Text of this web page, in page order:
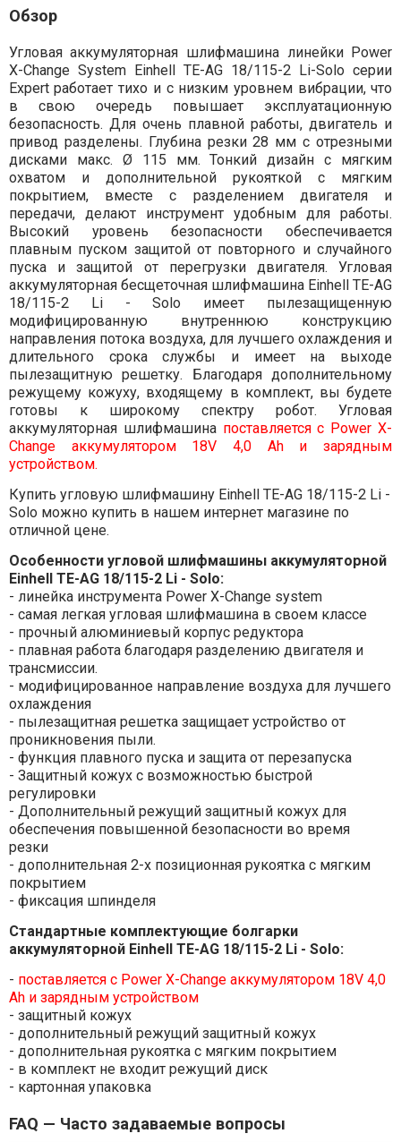
Обзор
Угловая аккумуляторная шлифмашина линейки Power
X-Change System Einhell TE-AG 18/115-2 Li-Solo серии
Expert работает тихо и с низким уровнем вибрации, что
в свою очередь повышает эксплуатационную
безопасность. Для очень плавной работы, двигатель и
привод разделены. Глубина резки 28 мм с отрезными
дисками макс. Ø 115 мм. Тонкий дизайн с мягким
охватом и дополнительной рукояткой с мягким
покрытием, вместе с разделением двигателя и
передачи, делают инструмент удобным для работы.
Высокий уровень безопасности обеспечивается
плавным пуском защитой от повторного и случайного
пуска и защитой от перегрузки двигателя. Угловая
аккумуляторная бесщеточная шлифмашина Einhell TE-AG
18/115-2 Li - Solo имеет пылезащищенную
модифицированную внутреннюю конструкцию
направления потока воздуха, для лучшего охлаждения и
длительного срока службы и имеет на выходе
пылезащитную решетку. Благодаря дополнительному
режущему кожуху, входящему в комплект, вы будете
готовы к широкому спектру робот. Угловая
аккумуляторная шлифмашина поставляется с Power X-
Change аккумулятором 18V 4,0 Ah и зарядным
устройством.
Купить угловую шлифмашину Einhell TE-AG 18/115-2 Li -
Solo можно купить в нашем интернет магазине по
отличной цене.
Особенности угловой шлифмашины аккумуляторной
Einhell TE-AG 18/115-2 Li - Solo:
- линейка инструмента Power X-Change system
- самая легкая угловая шлифмашина в своем классе
- прочный алюминиевый корпус редуктора
- плавная работа благодаря разделению двигателя и
трансмиссии.
- модифицированное направление воздуха для лучшего
охлаждения
- пылезащитная решетка защищает устройство от
проникновения пыли.
- функция плавного пуска и защита от перезапуска
- Защитный кожух с возможностью быстрой
регулировки
- Дополнительный режущий защитный кожух для
обеспечения повышенной безопасности во время
резки
- дополнительная 2-х позиционная рукоятка с мягким
покрытием
- фиксация шпинделя
Стандартные комплектующие болгарки
аккумуляторной Einhell TE-AG 18/115-2 Li - Solo:
- поставляется с Power X-Change аккумулятором 18V 4,0
Ah и зарядным устройством
- защитный кожух
- дополнительный режущий защитный кожух
- дополнительная рукоятка с мягким покрытием
- в комплект не входит режущий диск
- картонная упаковка
FAQ — Часто задаваемые вопросы